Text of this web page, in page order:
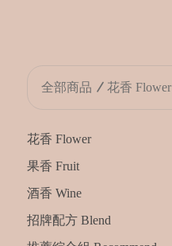
全部商品 花香 Flower
花香 Flower
果香 Fruit
酒香 Wine
招牌配方 Blend